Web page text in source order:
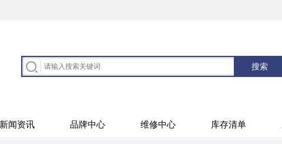
新闻资讯 品牌中心 维修中心 库存清单